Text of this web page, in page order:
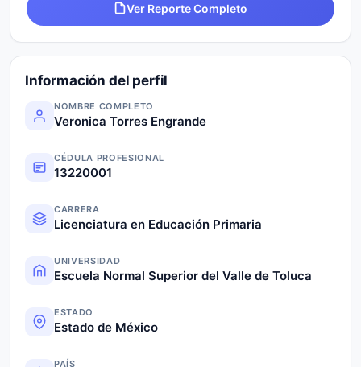
Ver Reporte Completo
Información del perfil
NOMBRE COMPLETO
Veronica Torres Engrande
CÉDULA PROFESIONAL
13220001
CARRERA
Licenciatura en Educación Primaria
UNIVERSIDAD
Escuela Normal Superior del Valle de Toluca
ESTADO
Estado de México
PAÍS